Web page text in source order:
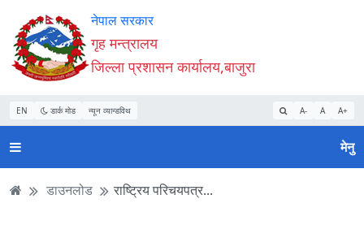
Accessibility
Mode
सुरु
गर्नुहोस्
सामाग्री
पढ्नुहाेस्
नेभिगेसन
पढ्नुहाेस्
वेबसाइट
खोजमा
जानुहोस्
नेपाल सरकार
गृह मन्त्रालय
जिल्ला प्रशासन कार्यालय,बाजुरा
EN डार्क मोड न्यून व्यान्डविथ A- A A+
मेनु
डाउनलोड राष्ट्रिय परिचयपत्र...